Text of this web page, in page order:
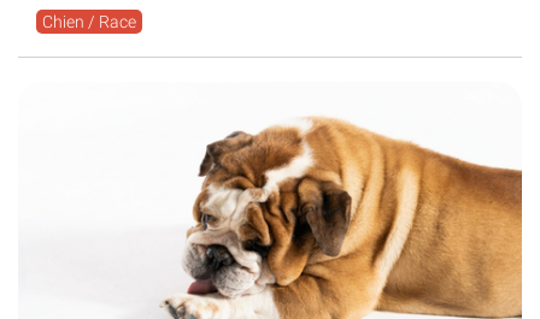
Chien / Race